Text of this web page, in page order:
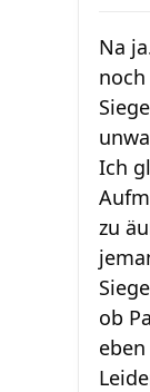
Na
Ich
zu
ob